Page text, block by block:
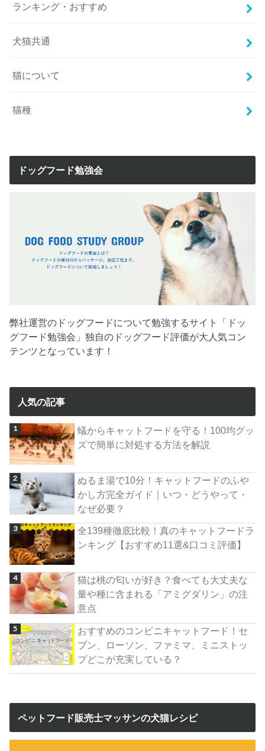
ランキング・おすすめ
犬猫共通
猫について
猫種
ドッグフード勉強会
弊社運営のドッグフードについて勉強するサイト「ドッ
グフード勉強会」独自のドッグフード評価が大人気コン
テンツとなっています！
人気の記事
蟻からキャットフードを守る！100均グッ
ズで簡単に対処する方法を解説
ぬるま湯で10分！キャットフードのふや
かし方完全ガイド｜いつ・どうやって・
なぜ必要？
全139種徹底比較！真のキャットフードラ
ンキング【おすすめ11選&口コミ評価】
猫は桃の匂いが好き？食べても大丈夫な
量や種に含まれる「アミグダリン」の注
意点
おすすめのコンビニキャットフード！セ
ブン、ローソン、ファミマ、ミニストッ
プどこが充実している？
ペットフード販売士マッサンの犬猫レシピ